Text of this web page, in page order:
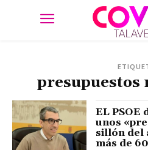
presupuestos
EL PSOE
unos
sillón del
más de